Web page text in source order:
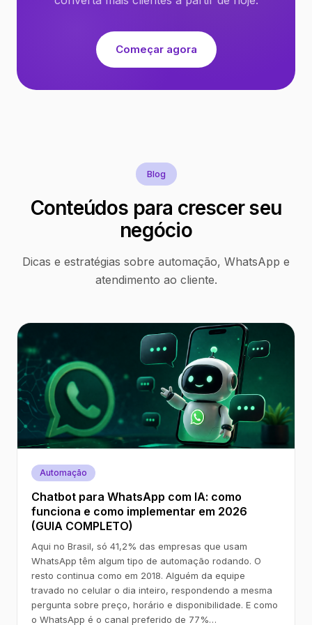
Começar agora
Blog
Conteúdos para crescer seu
negócio
Dicas e estratégias sobre automação, WhatsApp e
atendimento ao cliente.
Automação
Chatbot para WhatsApp com IA: como
funciona e como implementar em 2026
(GUIA COMPLETO)
Aqui no Brasil, só 41,2% das empresas que usam
WhatsApp têm algum tipo de automação rodando. O
resto continua como em 2018. Alguém da equipe
travado no celular o dia inteiro, respondendo a mesma
pergunta sobre preço, horário e disponibilidade. E como
o WhatsApp é o canal preferido de 77%…